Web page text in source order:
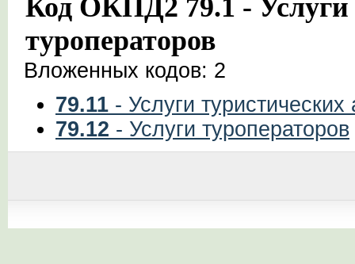
Код ОКПД2 79.1 - Услуги
туроператоров
Вложенных кодов: 2
79.11 - Услуги туристических
79.12 - Услуги туроператоров